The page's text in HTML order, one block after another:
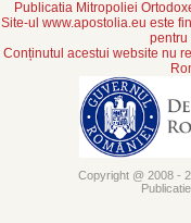
Publicatia Mitropoliei
Site-ul www.apostolia.eu este
pentru
Conținutul acestui website nu
Copyright @ 2008 -